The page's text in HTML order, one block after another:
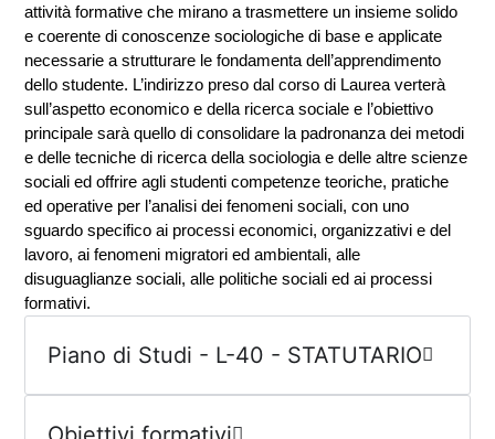
attività formative che mirano a trasmettere un insieme solido
e coerente di conoscenze sociologiche di base e applicate
necessarie a strutturare le fondamenta dell’apprendimento
dello studente. L’indirizzo preso dal corso di Laurea verterà
sull’aspetto economico e della ricerca sociale e l’obiettivo
principale sarà quello di consolidare la padronanza dei metodi
e delle tecniche di ricerca della sociologia e delle altre scienze
sociali ed offrire agli studenti competenze teoriche, pratiche
ed operative per l’analisi dei fenomeni sociali, con uno
sguardo specifico ai processi economici, organizzativi e del
lavoro, ai fenomeni migratori ed ambientali, alle
disuguaglianze sociali, alle politiche sociali ed ai processi
formativi.
Piano di Studi - L-40 - STATUTARIO